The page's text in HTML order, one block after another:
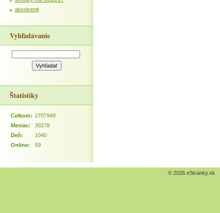
absolventi
Vyhľadávanie
Štatistiky
Online: 59
Celkom: 2707949
Mesiac:
39278
Deň:
1040
© 2026 eStránky.sk